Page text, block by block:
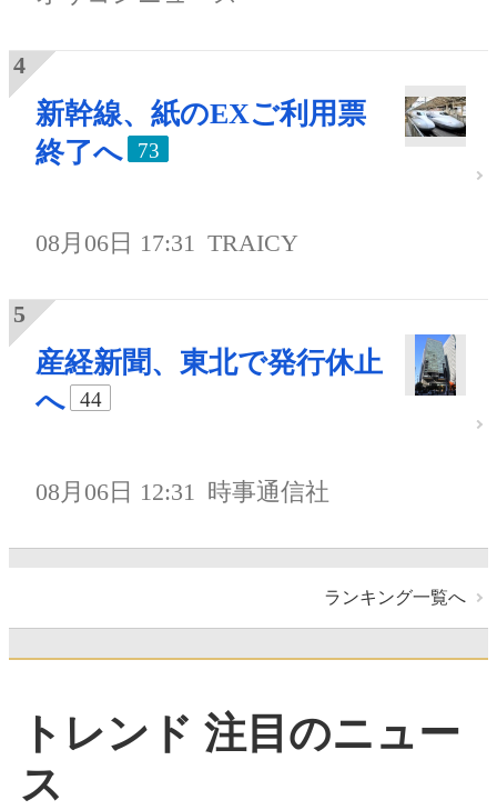
新幹線、紙のEXご利用票
終了へ
73
08月06日 17:31 TRAICY
産経新聞、東北で発行休止
へ
44
08月06日 12:31 時事通信社
ランキング一覧へ
トレンド 注目のニュー
ス